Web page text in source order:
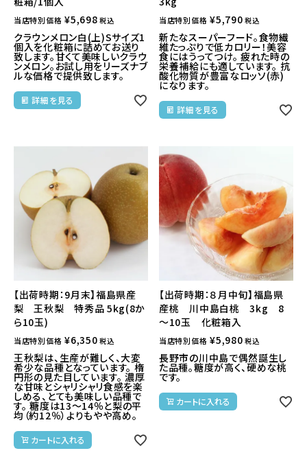
当店特別価格 ¥5,698 税込
クラウンメロン白(上)Sサイズ1
個入を化粧箱に詰めてお送り
致します。甘くて美味しいクラウ
ンメロン。お試し用をリーズナブ
ルな価格で提供致します。
詳細を見る
当店特別価格 ¥5,790 税込
新たなスーパーフード。食物繊
維たっぷりで低カロリー！美容
食にはうってつけ。 疲れた時の
栄養補給にも適しています。 抗
酸化物質が豊富なロッソ(赤)
になります。
詳細を見る
【出荷時期：9月末】福島県産
梨 王秋梨 特秀品 5kg(8か
ら10玉)
当店特別価格 ¥6,350 税込
王秋梨は、生産が難しく、大変
希少な品種となっています。 楕
円形の見た目しています。 濃厚
な甘味とシャリシャリ食感を楽
しめる、とても美味しい品種で
す。 糖度は13〜14％と梨の平
均（約12％）よりもやや高め。
カートに入れる
【出荷時期：８月中旬】福島県
産桃 川中島白桃 3kg 8
～10玉 化粧箱入
当店特別価格 ¥5,980 税込
長野市の川中島で偶然誕生し
た品種。糖度が高く、硬めな桃
です。
カートに入れる